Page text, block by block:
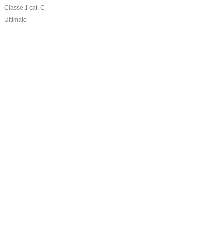
Classe 1 cat. C
Ultimato